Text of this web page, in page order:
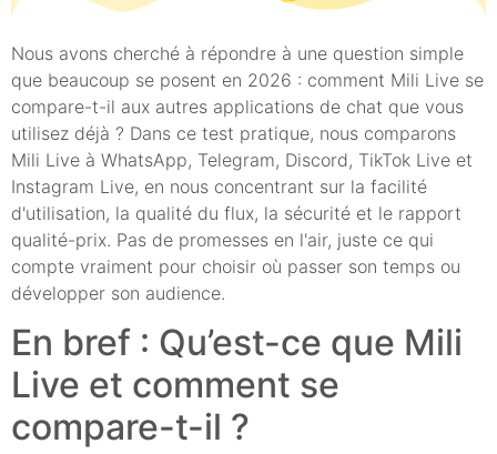
Nous avons cherché à répondre à une question simple
que beaucoup se posent en 2026 : comment Mili Live se
compare-t-il aux autres applications de chat que vous
utilisez déjà ? Dans ce test pratique, nous comparons
Mili Live à WhatsApp, Telegram, Discord, TikTok Live et
Instagram Live, en nous concentrant sur la facilité
d'utilisation, la qualité du flux, la sécurité et le rapport
qualité-prix. Pas de promesses en l'air, juste ce qui
compte vraiment pour choisir où passer son temps ou
développer son audience.
En bref : Qu’est-ce que Mili
Live et comment se
compare-t-il ?